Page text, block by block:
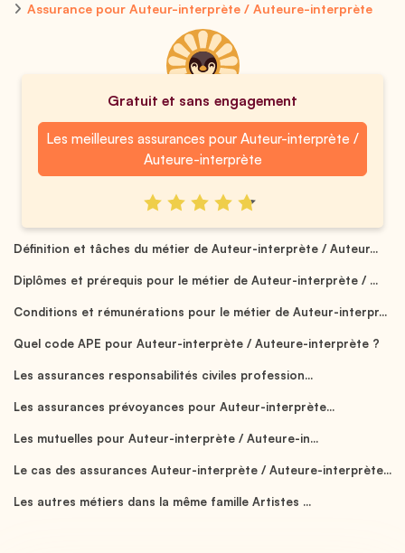
Assurance pour Auteur-interprète / Auteure-interprète
Gratuit et sans engagement
Les meilleures assurances pour Auteur-interprète /
Auteure-interprète
Définition et tâches du métier de Auteur-interprète / Auteur...
Diplômes et prérequis pour le métier de Auteur-interprète / ...
Conditions et rémunérations pour le métier de Auteur-interpr...
Quel code APE pour Auteur-interprète / Auteure-interprète ?
Les assurances responsabilités civiles profession...
Les assurances prévoyances pour Auteur-interprète...
Les mutuelles pour Auteur-interprète / Auteure-in...
Le cas des assurances Auteur-interprète / Auteure-interprète...
Les autres métiers dans la même famille Artistes ...